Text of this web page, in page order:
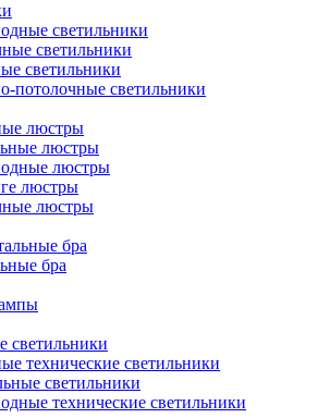
светильники
светильники
светильники
потолочные светильники
люстры
люстры
люстры
люстры
люстры
бра
бра
светильники
технические светильники
светильники
технические светильники